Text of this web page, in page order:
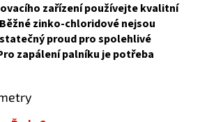
zařízení používejte kvalitní
zinko-chloridové nejsou
proud pro spolehlivé
zapálení palníku je potřeba